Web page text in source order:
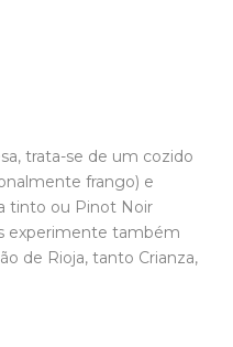
trata-se de um cozido
frango) e
tinto ou Pinot Noir
experimente também
de Rioja, tanto Crianza,